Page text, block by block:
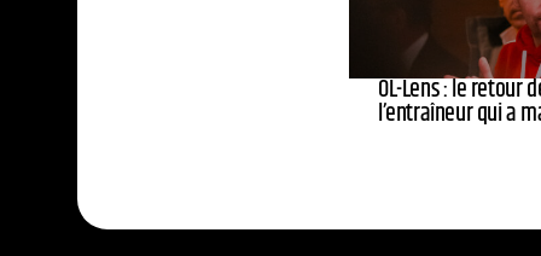
OL-Lens : le retour
l’entraîneur qui a